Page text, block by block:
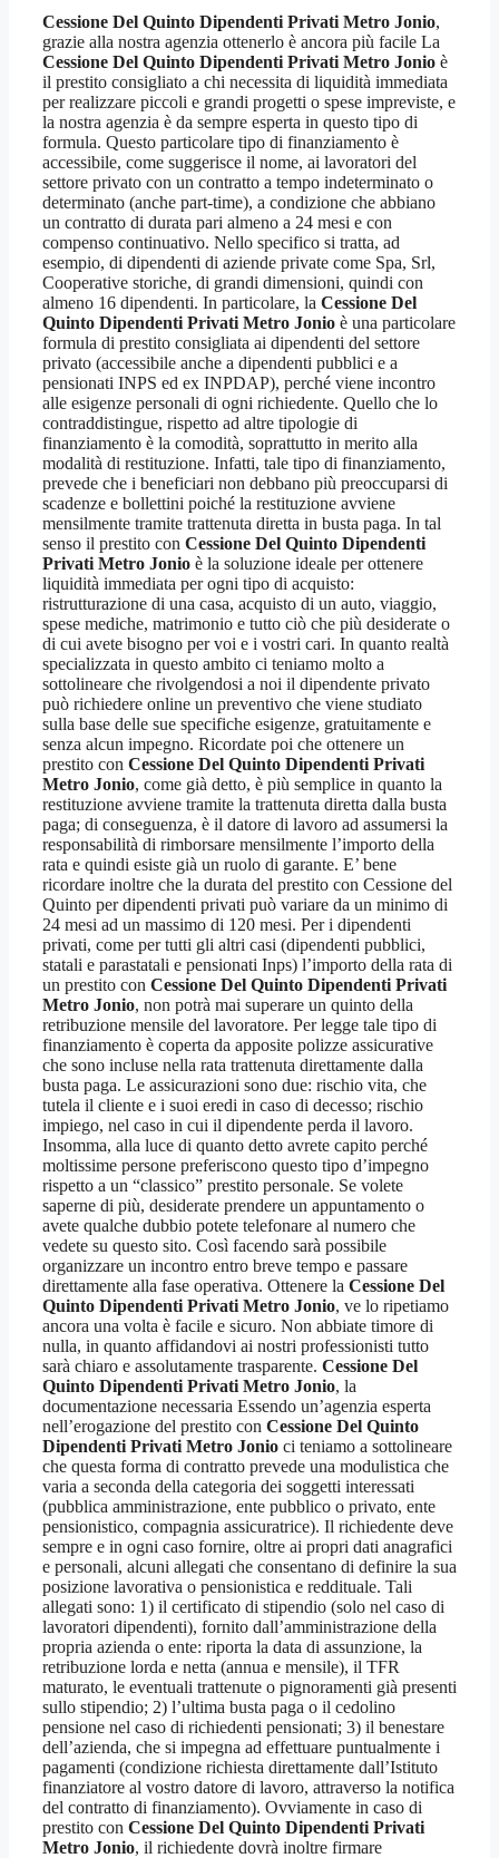
Cessione Del Quinto Dipendenti Privati Metro Jonio,
grazie alla nostra agenzia ottenerlo è ancora più facile La
Cessione Del Quinto Dipendenti Privati Metro Jonio è
il prestito consigliato a chi necessita di liquidità immediata
per realizzare piccoli e grandi progetti o spese impreviste, e
la nostra agenzia è da sempre esperta in questo tipo di
formula. Questo particolare tipo di finanziamento è
accessibile, come suggerisce il nome, ai lavoratori del
settore privato con un contratto a tempo indeterminato o
determinato (anche part-time), a condizione che abbiano
un contratto di durata pari almeno a 24 mesi e con
compenso continuativo. Nello specifico si tratta, ad
esempio, di dipendenti di aziende private come Spa, Srl,
Cooperative storiche, di grandi dimensioni, quindi con
almeno 16 dipendenti. In particolare, la Cessione Del
Quinto Dipendenti Privati Metro Jonio è una particolare
formula di prestito consigliata ai dipendenti del settore
privato (accessibile anche a dipendenti pubblici e a
pensionati INPS ed ex INPDAP), perché viene incontro
alle esigenze personali di ogni richiedente. Quello che lo
contraddistingue, rispetto ad altre tipologie di
finanziamento è la comodità, soprattutto in merito alla
modalità di restituzione. Infatti, tale tipo di finanziamento,
prevede che i beneficiari non debbano più preoccuparsi di
scadenze e bollettini poiché la restituzione avviene
mensilmente tramite trattenuta diretta in busta paga. In tal
senso il prestito con Cessione Del Quinto Dipendenti
Privati Metro Jonio è la soluzione ideale per ottenere
liquidità immediata per ogni tipo di acquisto:
ristrutturazione di una casa, acquisto di un auto, viaggio,
spese mediche, matrimonio e tutto ciò che più desiderate o
di cui avete bisogno per voi e i vostri cari. In quanto realtà
specializzata in questo ambito ci teniamo molto a
sottolineare che rivolgendosi a noi il dipendente privato
può richiedere online un preventivo che viene studiato
sulla base delle sue specifiche esigenze, gratuitamente e
senza alcun impegno. Ricordate poi che ottenere un
prestito con Cessione Del Quinto Dipendenti Privati
Metro Jonio, come già detto, è più semplice in quanto la
restituzione avviene tramite la trattenuta diretta dalla busta
paga; di conseguenza, è il datore di lavoro ad assumersi la
responsabilità di rimborsare mensilmente l’importo della
rata e quindi esiste già un ruolo di garante. E’ bene
ricordare inoltre che la durata del prestito con Cessione del
Quinto per dipendenti privati può variare da un minimo di
24 mesi ad un massimo di 120 mesi. Per i dipendenti
privati, come per tutti gli altri casi (dipendenti pubblici,
statali e parastatali e pensionati Inps) l’importo della rata di
un prestito con Cessione Del Quinto Dipendenti Privati
Metro Jonio, non potrà mai superare un quinto della
retribuzione mensile del lavoratore. Per legge tale tipo di
finanziamento è coperta da apposite polizze assicurative
che sono incluse nella rata trattenuta direttamente dalla
busta paga. Le assicurazioni sono due: rischio vita, che
tutela il cliente e i suoi eredi in caso di decesso; rischio
impiego, nel caso in cui il dipendente perda il lavoro.
Insomma, alla luce di quanto detto avrete capito perché
moltissime persone preferiscono questo tipo d’impegno
rispetto a un “classico” prestito personale. Se volete
saperne di più, desiderate prendere un appuntamento o
avete qualche dubbio potete telefonare al numero che
vedete su questo sito. Così facendo sarà possibile
organizzare un incontro entro breve tempo e passare
direttamente alla fase operativa. Ottenere la Cessione Del
Quinto Dipendenti Privati Metro Jonio, ve lo ripetiamo
ancora una volta è facile e sicuro. Non abbiate timore di
nulla, in quanto affidandovi ai nostri professionisti tutto
sarà chiaro e assolutamente trasparente. Cessione Del
Quinto Dipendenti Privati Metro Jonio, la
documentazione necessaria Essendo un’agenzia esperta
nell’erogazione del prestito con Cessione Del Quinto
Dipendenti Privati Metro Jonio ci teniamo a sottolineare
che questa forma di contratto prevede una modulistica che
varia a seconda della categoria dei soggetti interessati
(pubblica amministrazione, ente pubblico o privato, ente
pensionistico, compagnia assicuratrice). Il richiedente deve
sempre e in ogni caso fornire, oltre ai propri dati anagrafici
e personali, alcuni allegati che consentano di definire la sua
posizione lavorativa o pensionistica e reddituale. Tali
allegati sono: 1) il certificato di stipendio (solo nel caso di
lavoratori dipendenti), fornito dall’amministrazione della
propria azienda o ente: riporta la data di assunzione, la
retribuzione lorda e netta (annua e mensile), il TFR
maturato, le eventuali trattenute o pignoramenti già presenti
sullo stipendio; 2) l’ultima busta paga o il cedolino
pensione nel caso di richiedenti pensionati; 3) il benestare
dell’azienda, che si impegna ad effettuare puntualmente i
pagamenti (condizione richiesta direttamente dall’Istituto
finanziatore al vostro datore di lavoro, attraverso la notifica
del contratto di finanziamento). Ovviamente in caso di
prestito con Cessione Del Quinto Dipendenti Privati
Metro Jonio, il richiedente dovrà inoltre firmare